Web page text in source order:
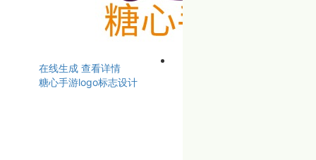
在线生成 查看详情
糖心手游logo标志设计